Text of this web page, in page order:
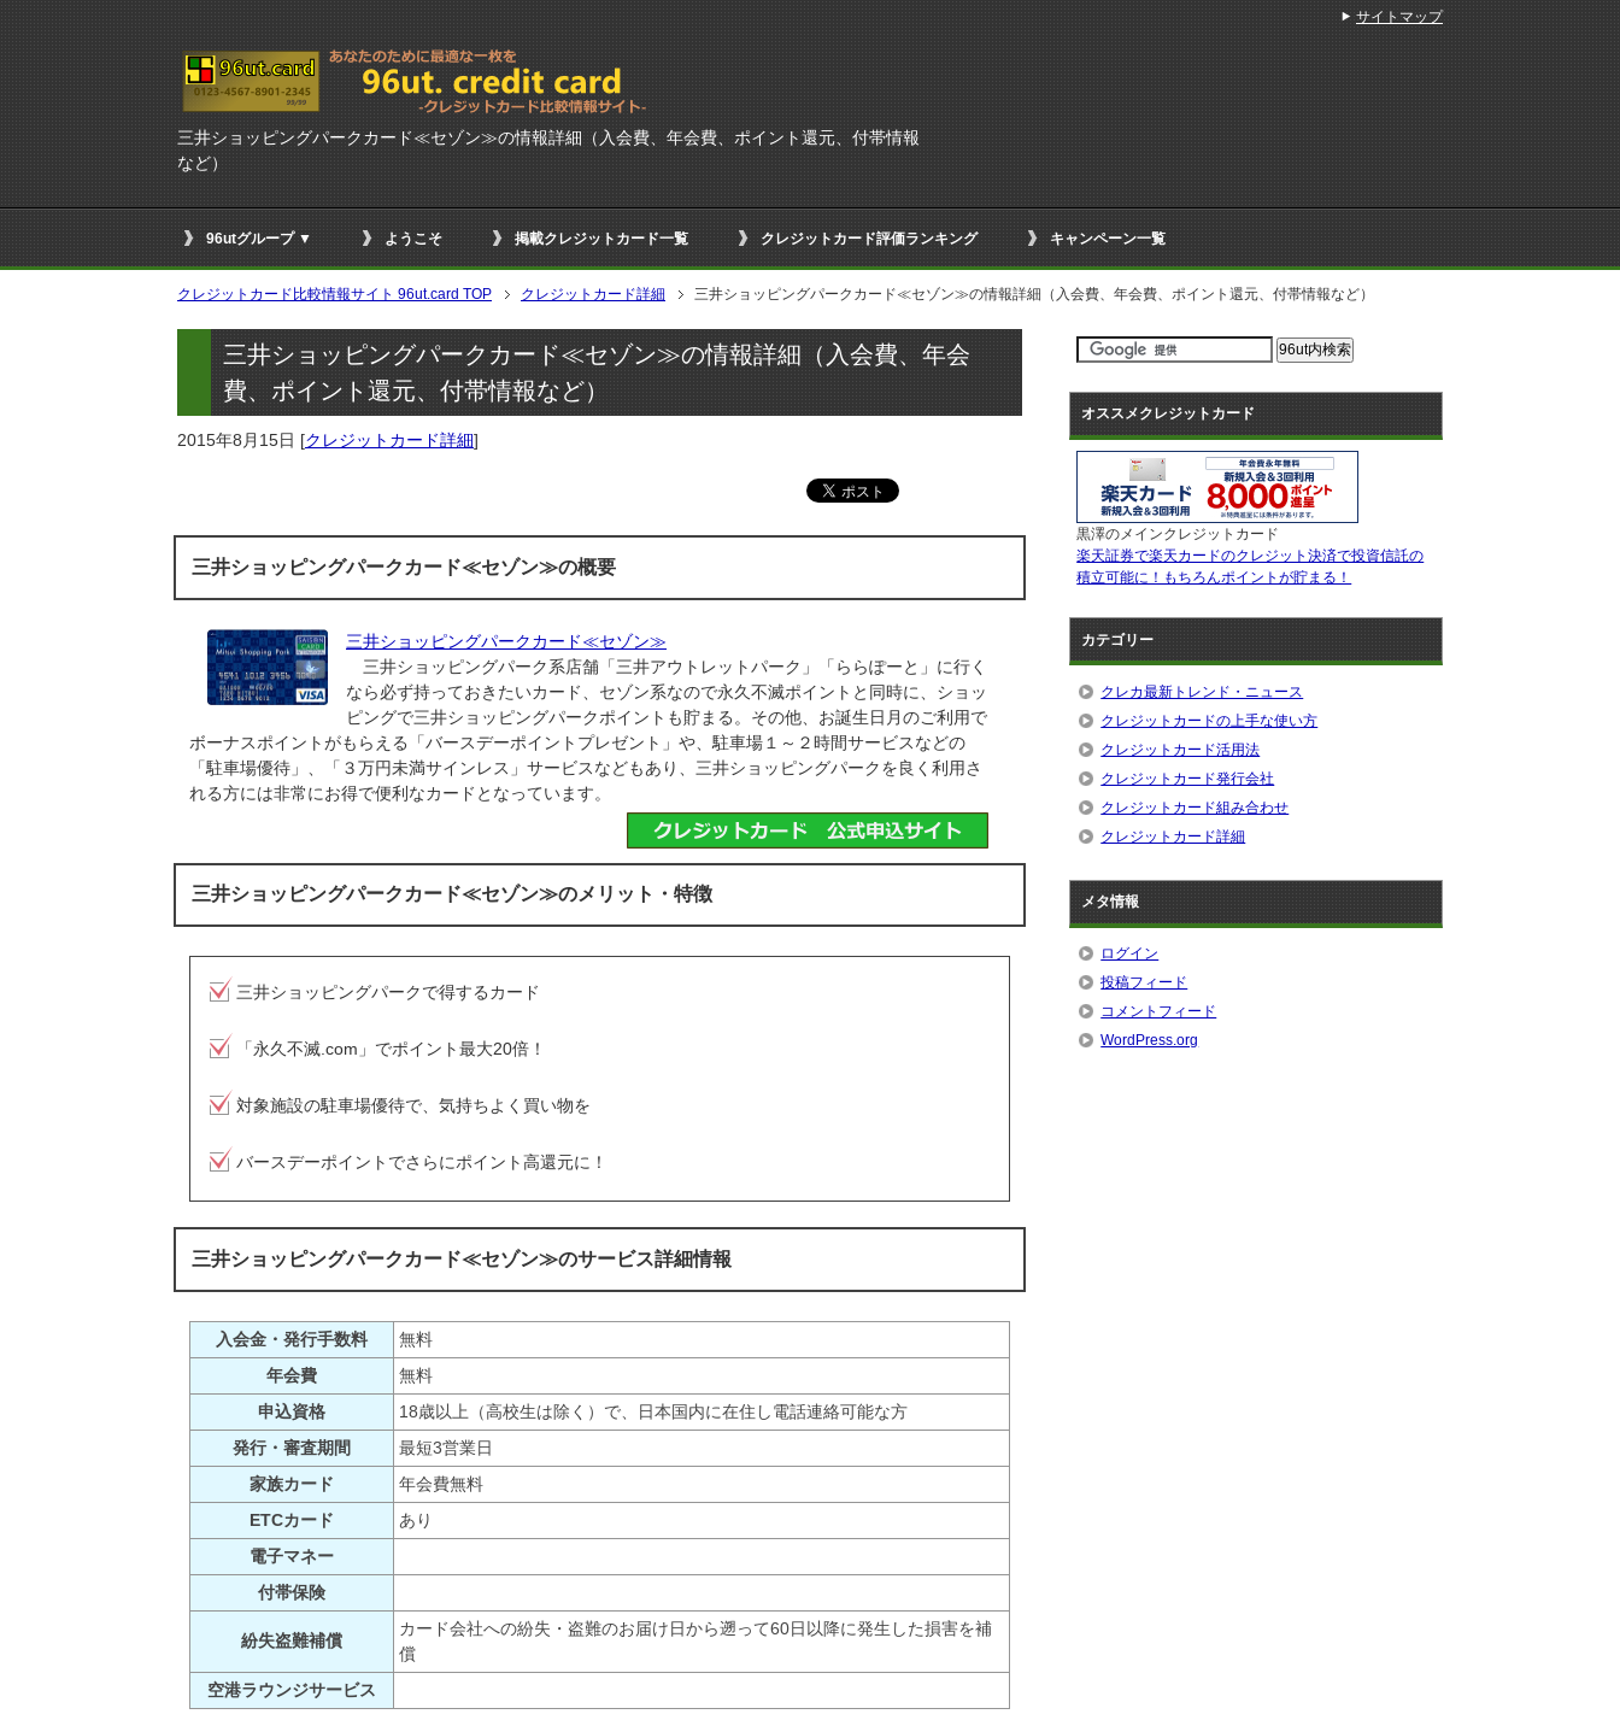
三井ショッピングパークカード≪セゾン≫の情報詳細（入会費、年会費、ポイント還元、付帯情報
など）
96utグループ ▼ ようこそ 掲載クレジットカード一覧 クレジットカード評価ランキング キャンペーン一覧
クレジットカード比較情報サイト 96ut.card TOP クレジットカード詳細 三井ショッピングパークカード≪セゾン≫の情報詳細（入会費、年会費、ポイント還元、付帯情報など）
三井ショッピングパークカード≪セゾン≫の情報詳細（入会費、年会
費、ポイント還元、付帯情報など）
2015年8月15日 [クレジットカード詳細]
三井ショッピングパークカード≪セゾン≫の概要
三井ショッピングパークカード≪セゾン≫
三井ショッピングパーク系店舗「三井アウトレットパーク」「ららぽーと」に行く
なら必ず持っておきたいカード、セゾン系なので永久不滅ポイントと同時に、ショッ
ピングで三井ショッピングパークポイントも貯まる。その他、お誕生日月のご利用で
ボーナスポイントがもらえる「バースデーポイントプレゼント」や、駐車場１～２時間サービスなどの
「駐車場優待」、「３万円未満サインレス」サービスなどもあり、三井ショッピングパークを良く利用さ
れる方には非常にお得で便利なカードとなっています。
三井ショッピングパークカード≪セゾン≫のメリット・特徴
三井ショッピングパークで得するカード
「永久不滅.com」でポイント最大20倍！
対象施設の駐車場優待で、気持ちよく買い物を
バースデーポイントでさらにポイント高還元に！
三井ショッピングパークカード≪セゾン≫のサービス詳細情報
入会金・発行手数料
無料
年会費
無料
申込資格
18歳以上（高校生は除く）で、日本国内に在住し電話連絡可能な方
発行・審査期間
最短3営業日
家族カード
年会費無料
ETCカード
あり
電子マネー
付帯保険
紛失盗難補償
カード会社への紛失・盗難のお届け日から遡って60日以降に発生した損害を補
償
空港ラウンジサービス
オススメクレジットカード
黒澤のメインクレジットカード
楽天証券で楽天カードのクレジット決済で投資信託の
積立可能に！もちろんポイントが貯まる！
カテゴリー
クレカ最新トレンド・ニュース
クレジットカードの上手な使い方
クレジットカード活用法
クレジットカード発行会社
クレジットカード組み合わせ
クレジットカード詳細
メタ情報
ログイン
投稿フィード
コメントフィード
WordPress.org
サイトマップ